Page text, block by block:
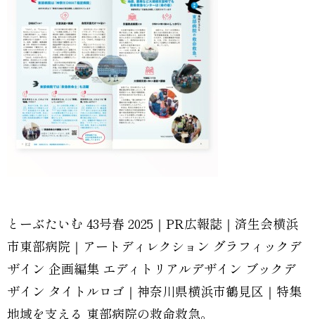
とーぶたいむ 43号春 2025｜PR広報誌｜済生会横浜
市東部病院｜アートディレクション グラフィックデ
ザイン 企画編集 エディトリアルデザイン ブックデ
ザイン タイトルロゴ｜神奈川県横浜市鶴見区｜特集
地域を支える 東部病院の救命救急。